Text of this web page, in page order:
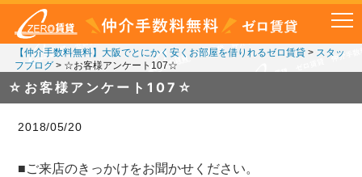
【仲介手数料無料】大阪でとにかく安くお部屋を借りれるゼロ賃貸> スタッ
フブログ> ☆お客様アンケート107☆
☆お客様アンケート107☆
2018/05/20
■ご来店のきっかけをお聞かせください。